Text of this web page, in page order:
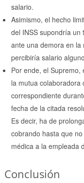
salario.
Asimismo, el hecho
del INSS supondría un
ante una demora en la
percibiría salario
Por ende, el
la mutua colaboradora
correspondiente
fecha de la citada
Es decir, ha de
cobrando hasta que
médica a la empleada
Conclusión